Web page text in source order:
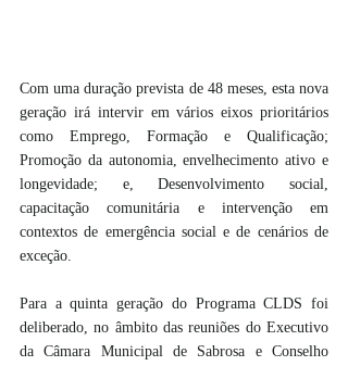
Com uma duração prevista de 48 meses, esta nova
geração irá intervir em vários eixos prioritários
como Emprego, Formação e Qualificação;
Promoção da autonomia, envelhecimento ativo e
longevidade; e, Desenvolvimento social,
capacitação comunitária e intervenção em
contextos de emergência social e de cenários de
exceção.
Para a quinta geração do Programa CLDS foi
deliberado, no âmbito das reuniões do Executivo
da Câmara Municipal de Sabrosa e Conselho